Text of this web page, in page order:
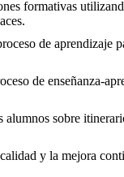
formativas
de aprendizaje
de enseñanza-
alumnos sobre
y la mejora